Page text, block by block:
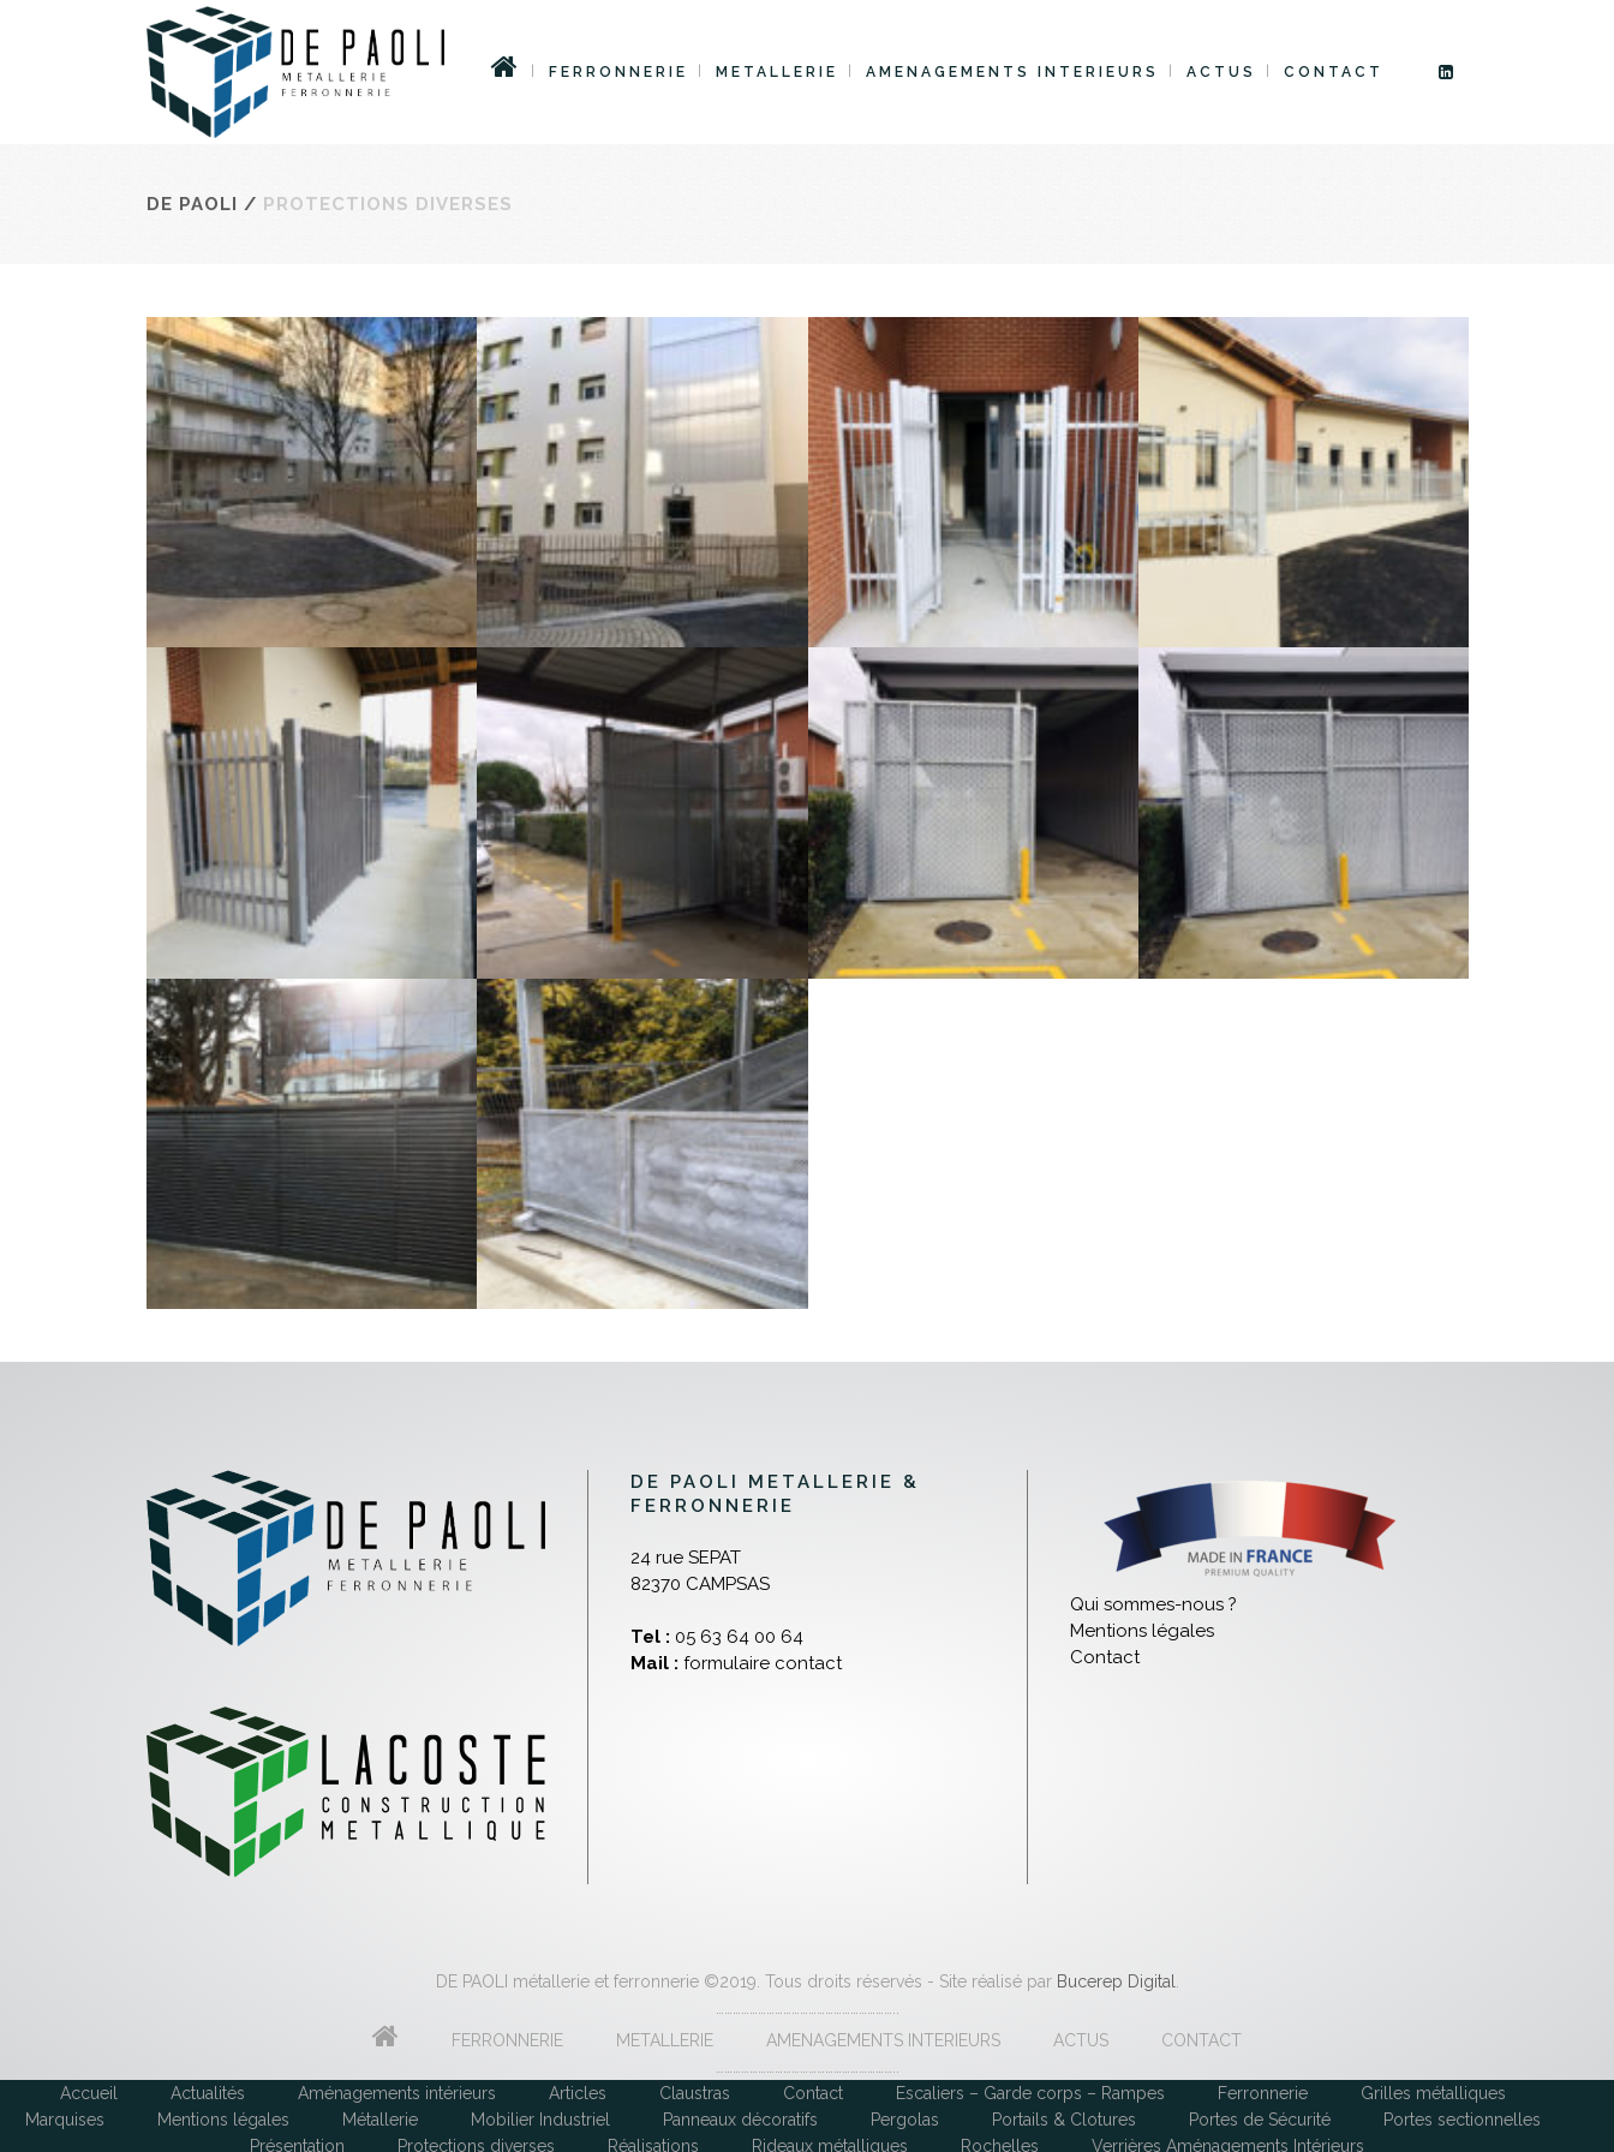
FERRONNERIE METALLERIE AMENAGEMENTS INTERIEURS ACTUS CONTACT
DE PAOLI / PROTECTIONS DIVERSES
DE PAOLI METALLERIE &
FERRONNERIE
24 rue SEPAT
82370 CAMPSAS
Tel : 05 63 64 00 64
Mail : formulaire contact
Qui sommes-nous ?
Mentions légales
Contact
DE PAOLI métallerie et ferronnerie ©2019. Tous droits réservés - Site réalisé par Bucerep Digital
FERRONNERIE
METALLERIE AMENAGEMENTS INTERIEURS ACTUS
CONTACT
Accueil
Actualités Aménagements intérieurs Articles Claustras Contact Escaliers – Garde corps – Rampes Ferronnerie
Grilles métalliques
Marquises
Mentions légales Métallerie Mobilier Industriel Panneaux décoratifs Pergolas Portails & Clotures Portes de Sécurité
Portes sectionnelles
Présentation
Protections diverses Réalisations Rideaux métalliques Rochelles Verrières Aménagements Intérieurs